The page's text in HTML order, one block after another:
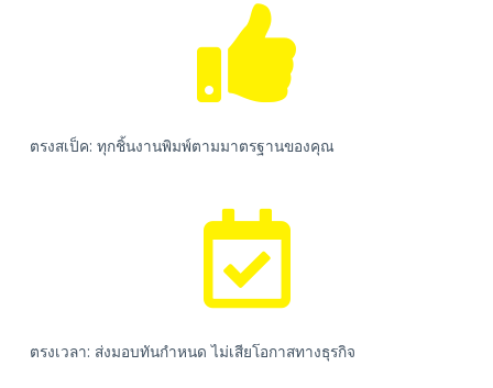
ตรงสเป็ค: ทุกชิ้นงานพิมพ์ตามมาตรฐานของคุณ
ตรงเวลา: ส่งมอบทันกำหนด ไม่เสียโอกาสทางธุรกิจ